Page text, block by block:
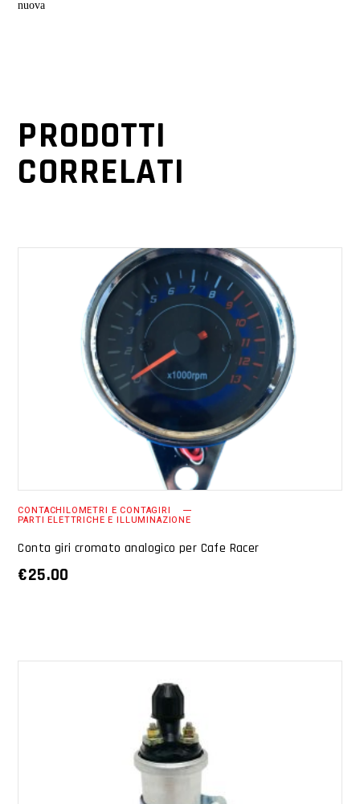
nuova
PRODOTTI
CORRELATI
AGGIUNGI AL CARRELLO
CONTACHILOMETRI E CONTAGIRI
PARTI ELETTRICHE E ILLUMINAZIONE
Conta giri cromato analogico per Cafe Racer
€25.00